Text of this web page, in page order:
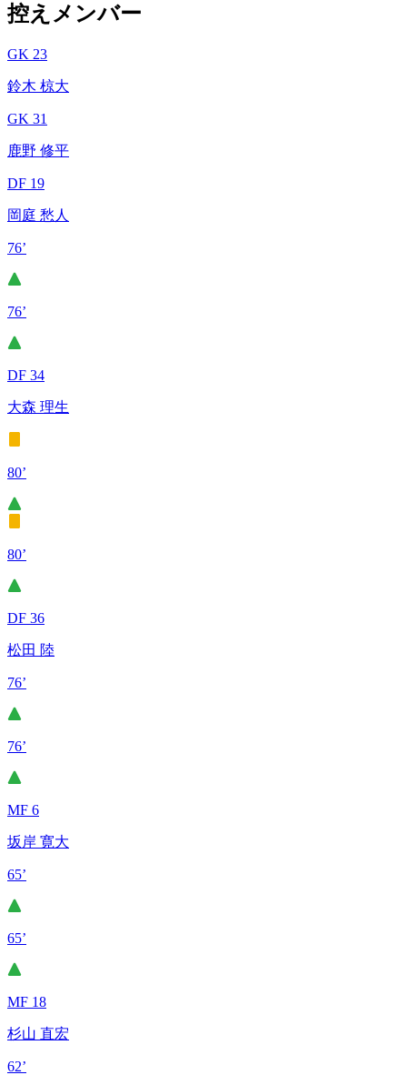
控えメンバー
GK 23
鈴木 椋大
GK 31
鹿野 修平
DF 19
岡庭 愁人
76’
76’
DF 34
大森 理生
80’
80’
DF 36
松田 陸
76’
76’
MF 6
坂岸 寛大
65’
65’
MF 18
杉山 直宏
62’